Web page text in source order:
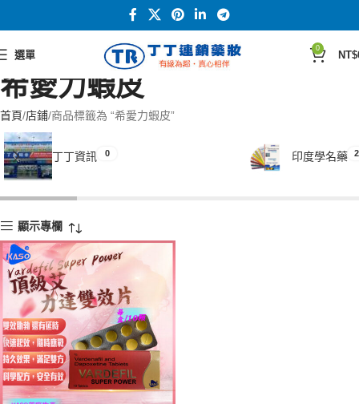
選單
0
NT$
希愛力蝦皮
首頁 店鋪 商品標籤為 “希愛力蝦皮”
丁丁資訊 0 印度學名藥
顯示專欄